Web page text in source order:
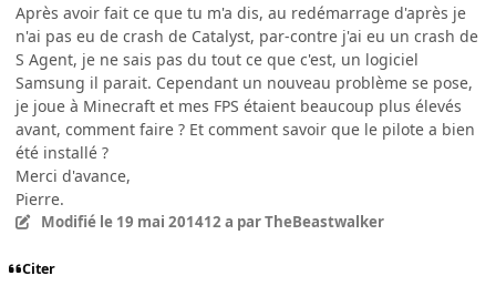
Après avoir fait ce que tu m'a dis, au redémarrage d'après je
n'ai pas eu de crash de Catalyst, par-contre j'ai eu un crash de
S Agent, je ne sais pas du tout ce que c'est, un logiciel
Samsung il parait. Cependant un nouveau problème se pose,
je joue à Minecraft et mes FPS étaient beaucoup plus élevés
avant, comment faire ? Et comment savoir que le pilote a bien
été installé ?
Merci d'avance,
Pierre.
Modifié le 19 mai 201412 a par TheBeastwalker
Citer